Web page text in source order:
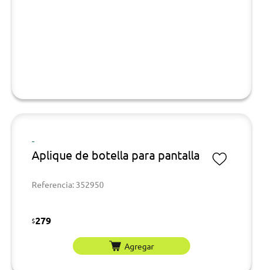
-
Aplique de botella para pantalla
Referencia: 352950
$279
Agregar